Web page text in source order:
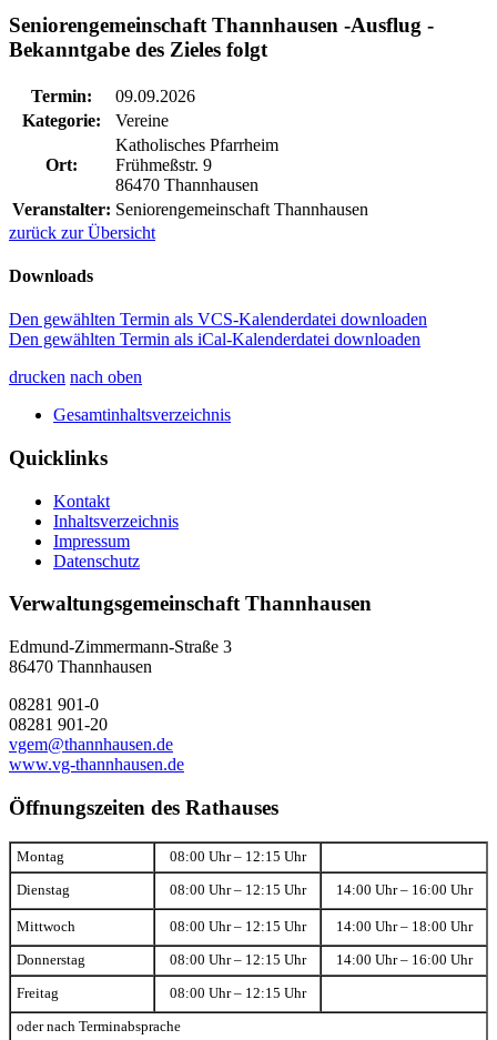
Seniorengemeinschaft Thannhausen -Ausflug -
Bekanntgabe des Zieles folgt
Termin:
09.09.2026
Kategorie:
Vereine
Ort:
Katholisches Pfarrheim
Frühmeßstr. 9
86470 Thannhausen
Veranstalter: Seniorengemeinschaft Thannhausen
zurück zur Übersicht
Downloads
Den gewählten Termin als VCS-Kalenderdatei downloaden
Den gewählten Termin als iCal-Kalenderdatei downloaden
drucken nach oben
Gesamtinhaltsverzeichnis
Quicklinks
Kontakt
Inhaltsverzeichnis
Impressum
Datenschutz
Verwaltungsgemeinschaft Thannhausen
Edmund-Zimmermann-Straße 3
86470 Thannhausen
08281 901-0
08281 901-20
vgem@thannhausen.de
www.vg-thannhausen.de
Öffnungszeiten des Rathauses
Montag 08:00 Uhr – 12:15 Uhr
Dienstag 08:00 Uhr – 12:15 Uhr 14:00 Uhr – 16:00 Uhr
Mittwoch 08:00 Uhr – 12:15 Uhr 14:00 Uhr – 18:00 Uhr
Donnerstag 08:00 Uhr – 12:15 Uhr 14:00 Uhr – 16:00 Uhr
Freitag 08:00 Uhr – 12:15 Uhr
oder nach Terminabsprache